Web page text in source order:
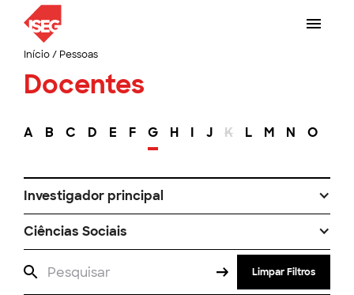
Início/ Pessoas
Docentes
A B C D E F G H I J K L M N O
Investigador principal
Ciências Sociais
Limpar Filtros